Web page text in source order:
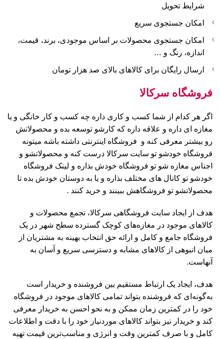
شرایط تحویل
امکان جستجوی سریع
امکان جستجوی محصولات بر اساس موجودی، برند، قیمت،
اندازه، رنگ و …
ارسال رایگان برای کالاهای بالای صد هزار تومان
فروشگاه سرکالا
اگر هر کدام از شما کسب و کاری داره چه کسب و کار خانگی و یا
مغازه ای داره و علاقه داره که کارشو توسعه بده و محصولاتش
رو بیشتر معرفی کنه و فروشگاه اینترنتی داشته باشه میتونه
فروشگاه خودشو تو سایت سرکالا درست کنه و محصولاتشو و
اجناس مغازه شو تو فروشگاه خودش بذاره و لینک فروشگاه
خودشو تو کانال های مختلف بذاره و یا به دوستان خودش بده تا
محصولاتشو تو فروشگاهش ببینند و خرید کنند .
هدف از ایجاد سایت فروشگاهی سرکالا، تجمع محصولات و
کالاهای موجود در مغازه‌های کوچک گسترده سطح شهر در یک
فروشگاه جامع و کامل و ارائه حق انتخاب بهینه به مشتریان از
میان انبوهی از کالاهای مشابه و دسترسی سریع و آسان به
آنهاست.
هدف، ایجاد یک ارتباط مستقیم بین فروشنده و خریدار است
به‌گونه‌ای که فروشنده بتواند تمامی کالاهای موجود در فروشگاه
خود را در کمترین زمان ممکن و به نحو احسن به خریدار معرفی
کند و خریدار نیز بتواند کالاهای موردنیاز خود را با دقت و اطلاعات
کامل و با صرف کمترین وقت و انرژی و مناسب‌ترین قیمت تهیه